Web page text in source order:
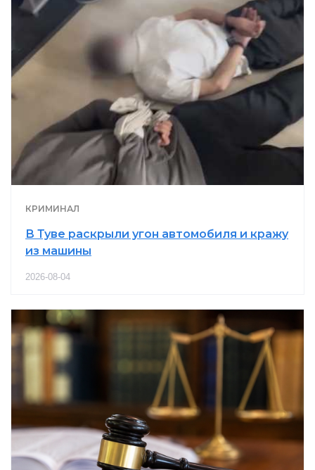
КРИМИНАЛ
В Туве раскрыли угон автомобиля и кражу
из машины
2026-08-04